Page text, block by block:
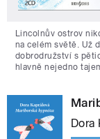
Lincolnův ostrov
na celém světě. Už
dobrodružství s
hlavně nejedno
Dora